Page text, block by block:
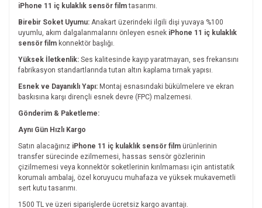
iPhone 11 iç kulaklık sensör filmtasarımı.
Birebir Soket Uyumu: Anakart üzerindeki ilgili dişi yuvaya %100
uyumlu, akım dalgalanmalarını önleyen esnek iPhone 11 iç kulaklık
sensör film konnektör başlığı.
Yüksek İletkenlik: Ses kalitesinde kayıp yaratmayan, ses frekansını
fabrikasyon standartlarında tutan altın kaplama tırnak yapısı.
Esnek ve Dayanıklı Yapı: Montaj esnasındaki bükülmelere ve ekran
baskısına karşı dirençli esnek devre (FPC) malzemesi.
Gönderim & Paketleme:
Aynı Gün Hızlı Kargo
Satın alacağınız iPhone 11 iç kulaklık sensör film ürünlerinin
transfer sürecinde ezilmemesi, hassas sensör gözlerinin
çizilmemesi veya konnektör soketlerinin kırılmaması için antistatik
korumalı ambalaj, özel koruyucu muhafaza ve yüksek mukavemetli
sert kutu tasarımı.
1500 TL ve üzeri siparişlerde ücretsiz kargo avantajı.